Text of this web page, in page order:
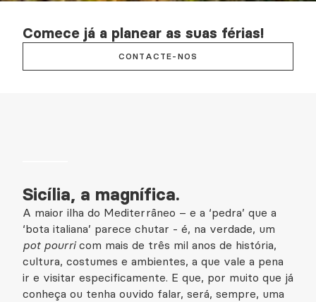
Comece já a planear as suas férias!
CONTACTE-NOS
Sicília, a magnífica.
A maior ilha do Mediterrâneo – e a ‘pedra’ que a
‘bota italiana’ parece chutar - é, na verdade, um
pot pourricom mais de três mil anos de história,
cultura, costumes e ambientes, a que vale a pena
ir e visitar especificamente. E que, por muito que já
conheça ou tenha ouvido falar, será, sempre, uma